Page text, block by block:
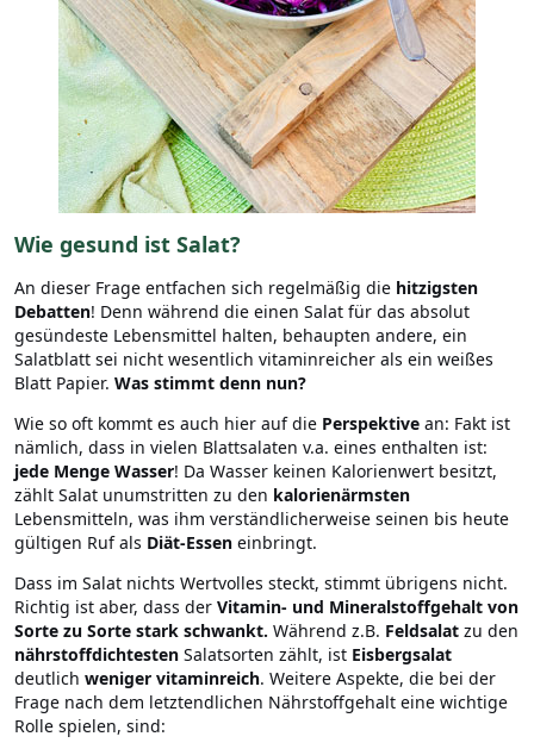
Wie gesund ist Salat?
An dieser Frage entfachen sich regelmäßig die hitzigsten
Debatten! Denn während die einen Salat für das absolut
gesündeste Lebensmittel halten, behaupten andere, ein
Salatblatt sei nicht wesentlich vitaminreicher als ein weißes
Blatt Papier. Was stimmt denn nun?
Wie so oft kommt es auch hier auf die Perspektive an: Fakt ist
nämlich, dass in vielen Blattsalaten v.a. eines enthalten ist:
jede Menge Wasser! Da Wasser keinen Kalorienwert besitzt,
zählt Salat unumstritten zu den kalorienärmsten
Lebensmitteln, was ihm verständlicherweise seinen bis heute
gültigen Ruf als Diät-Essen einbringt.
Dass im Salat nichts Wertvolles steckt, stimmt übrigens nicht.
Richtig ist aber, dass der Vitamin- und Mineralstoffgehalt von
Sorte zu Sorte stark schwankt. Während z.B. Feldsalat zu den
nährstoffdichtesten Salatsorten zählt, ist Eisbergsalat
deutlich weniger vitaminreich. Weitere Aspekte, die bei der
Frage nach dem letztendlichen Nährstoffgehalt eine wichtige
Rolle spielen, sind: